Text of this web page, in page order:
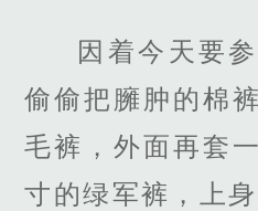
因着今天要
偷偷把臃肿的棉
毛裤，外面再套
寸的绿军裤，上